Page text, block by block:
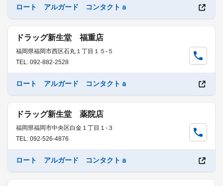
ロート アルガード コンタクトａ
ドラッグ新生堂 福重店
福岡県福岡市西区石丸１丁目１５-５
TEL: 092-882-2528
ロート アルガード コンタクトａ
ドラッグ新生堂 薬院店
福岡県福岡市中央区白金１丁目１-３
TEL: 092-526-4876
ロート アルガード コンタクトａ